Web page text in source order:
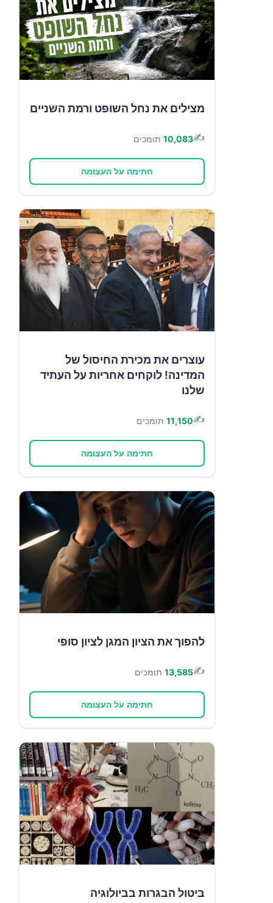
מצילים את נחל השופט ורמת השניים
✍️
10,083 תומכים
חתימה על העצומה
עוצרים את מכירת החיסול של
המדינה! לוקחים אחריות על העתיד
שלנו
✍️
11,150 תומכים
חתימה על העצומה
להפוך את הציון המגן לציון סופי
✍️
13,585 תומכים
חתימה על העצומה
ביטול הבגרות בביולוגיה